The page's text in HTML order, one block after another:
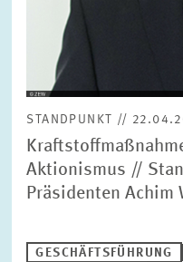
STANDPUNKT //
Aktionismus //
Präsidenten Achim
GESCHÄFTSFÜHRUNG